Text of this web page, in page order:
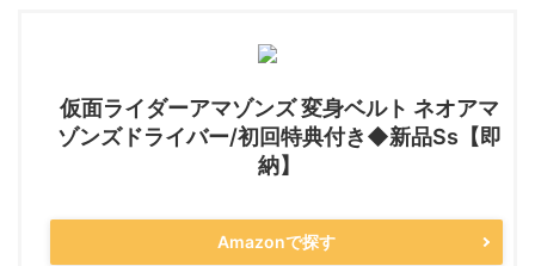
仮面ライダーアマゾンズ 変身ベルト ネオアマ
ゾンズドライバー/初回特典付き◆新品Ss【即
納】
Amazonで探す